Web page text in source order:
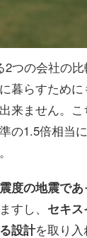
2つの会社の
暮らすため
来ません。
の1.5倍相当
度の地震で
すし、 セキ
設計を取り入